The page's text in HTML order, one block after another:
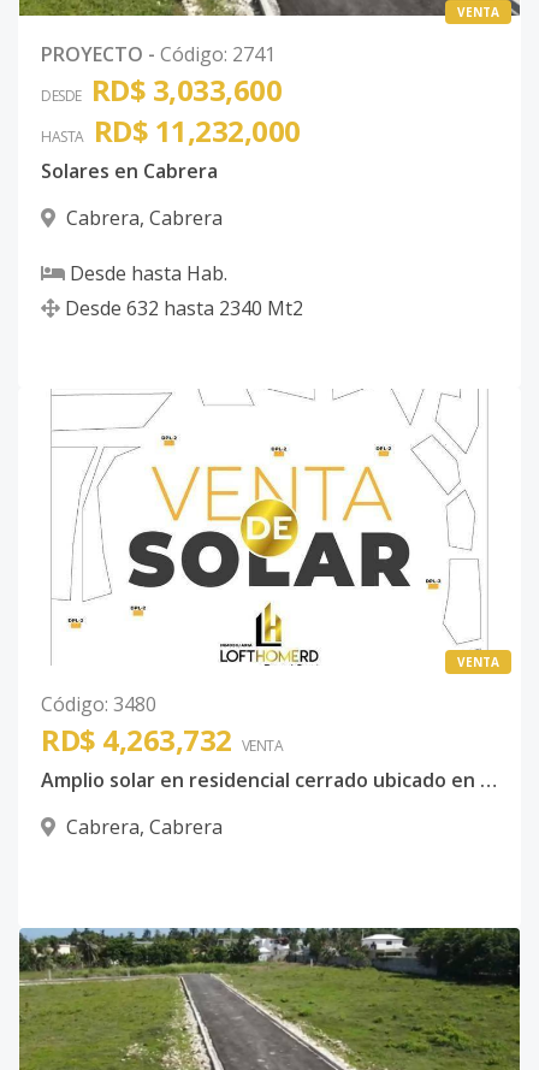
VENTA
PROYECTO - Código: 2741
DESDE RD$ 3,033,600
HASTA RD$ 11,232,000
Solares en Cabrera
Cabrera, Cabrera
Desde hasta Hab.
Desde 632 hasta 2340 Mt2
VENTA
Código: 3480
RD$ 4,263,732 VENTA
Amplio solar en residencial cerrado ubicado en Cabrera
Cabrera, Cabrera